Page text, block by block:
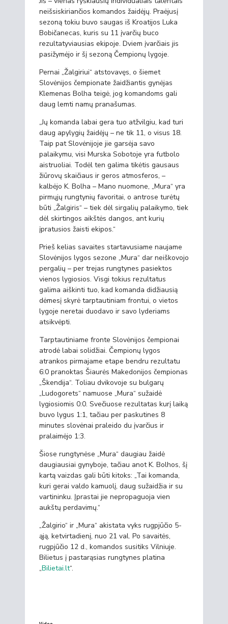
neišsiskiriančios komandos žaidėjų. Praėjusį
sezoną tokiu buvo saugas iš Kroatijos Luka
Bobičanecas, kuris su 11 įvarčių buco
rezultatyviausias ekipoje. Dviem įvarčiais jis
pasižymėjo ir šį sezoną Čempionų lygoje.
Pernai „Žalgiriui“ atstovavęs, o šiemet
Slovėnijos čempionate žaidžiantis gynėjas
Klemenas Bolha teigė, jog komandoms gali
daug lemti namų pranašumas.
„Jų komanda labai gera tuo atžvilgiu, kad turi
daug apylygių žaidėjų – ne tik 11, o visus 18.
Taip pat Slovėnijoje jie garsėja savo
palaikymu, visi Murska Sobotoje yra futbolo
aistruoliai. Todėl ten galima tikėtis gausaus
žiūrovų skaičiaus ir geros atmosferos, –
kalbėjo K. Bolha – Mano nuomone, „Mura“ yra
pirmųjų rungtynių favoritai, o antrose turėtų
būti „Žalgiris“ – tiek dėl sirgalių palaikymo, tiek
dėl skirtingos aikštės dangos, ant kurių
įpratusios žaisti ekipos.“
Prieš kelias savaites startavusiame naujame
Slovėnijos lygos sezone „Mura“ dar neiškovojo
pergalių – per trejas rungtynes pasiektos
vienos lygiosios. Visgi tokius rezultatus
galima aiškinti tuo, kad komanda didžiausią
dėmesį skyrė tarptautiniam frontui, o vietos
lygoje neretai duodavo ir savo lyderiams
atsikvėpti.
Tarptautiniame fronte Slovėnijos čempionai
atrodė labai solidžiai. Čempionų lygos
atrankos pirmajame etape bendru rezultatu
6:0 pranoktas Šiaurės Makedonijos čempionas
„Škendija“. Toliau dvikovoje su bulgarų
„Ludogorets“ namuose „Mura“ sužaidė
lygiosiomis 0:0. Svečiuose rezultatas kurį laiką
buvo lygus 1:1, tačiau per paskutines 8
minutes slovėnai praleido du įvarčius ir
pralaimėjo 1:3.
Šiose rungtynėse „Mura“ daugiau žaidė
daugiausiai gynyboje, tačiau anot K. Bolhos, šį
kartą vaizdas gali būti kitoks: „Tai komanda,
kuri gerai valdo kamuolį, daug sužaidžia ir su
vartininku. Įprastai jie nepropaguoja vien
aukštų perdavimų.“
„Žalgirio“ ir „Mura“ akistata vyks rugpjūčio 5-
ąją, ketvirtadienį, nuo 21 val. Po savaitės,
rugpjūčio 12 d., komandos susitiks Vilniuje.
Bilietus į pastarąsias rungtynes platina
„Bilietai.lt“.